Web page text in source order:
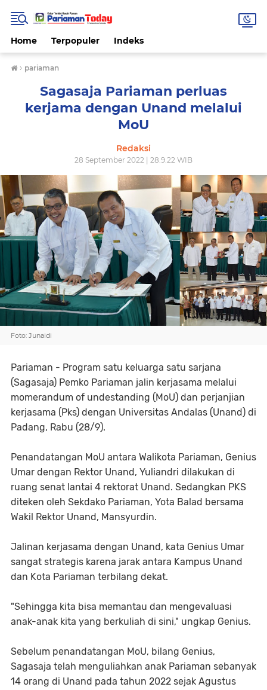
Home Terpopuler Indeks
› pariaman
Sagasaja Pariaman perluas
kerjama dengan Unand melalui
MoU
Redaksi
28 September 2022 | 28.9.22 WIB
Foto: Junaidi
Pariaman - Program satu keluarga satu sarjana
(Sagasaja) Pemko Pariaman jalin kerjasama melalui
momerandum of undestanding (MoU) dan perjanjian
kerjasama (Pks) dengan Universitas Andalas (Unand) di
Padang, Rabu (28/9).
Penandatangan MoU antara Walikota Pariaman, Genius
Umar dengan Rektor Unand, Yuliandri dilakukan di
ruang senat lantai 4 rektorat Unand. Sedangkan PKS
diteken oleh Sekdako Pariaman, Yota Balad bersama
Wakil Rektor Unand, Mansyurdin.
Jalinan kerjasama dengan Unand, kata Genius Umar
sangat strategis karena jarak antara Kampus Unand
dan Kota Pariaman terbilang dekat.
"Sehingga kita bisa memantau dan mengevaluasi
anak-anak kita yang berkuliah di sini," ungkap Genius.
Sebelum penandatangan MoU, bilang Genius,
Sagasaja telah menguliahkan anak Pariaman sebanyak
14 orang di Unand pada tahun 2022 sejak Agustus